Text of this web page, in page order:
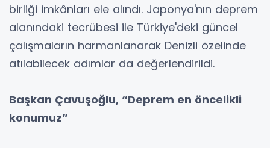
birliği imkânları ele alındı. Japonya'nın deprem
alanındaki tecrübesi ile Türkiye'deki güncel
çalışmaların harmanlanarak Denizli özelinde
atılabilecek adımlar da değerlendirildi.
Başkan Çavuşoğlu, “Deprem en öncelikli
konumuz”